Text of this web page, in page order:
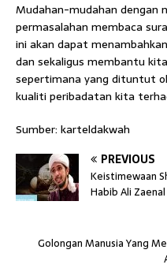
Mudahan-mudahan dengan
permasalahan membaca
ini akan dapat
dan sekaligus membantu
sepertimana yang dituntut
kualiti peribadatan kita
Sumber: karteldakwah
PREVIOUS
Keistimewaan
Habib Ali
Golongan Manusia Yang